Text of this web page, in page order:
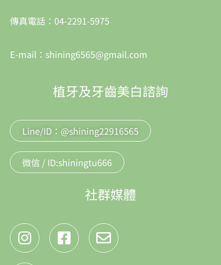
傳真電話：04-2291-5975
E-mail：shining6565@gmail.com
植牙及牙齒美白諮詢
Line/ID：@shining22916565
微信 / ID:shiningtu666
社群媒體